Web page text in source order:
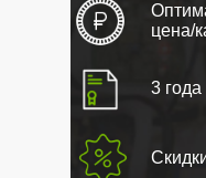
цена/
3